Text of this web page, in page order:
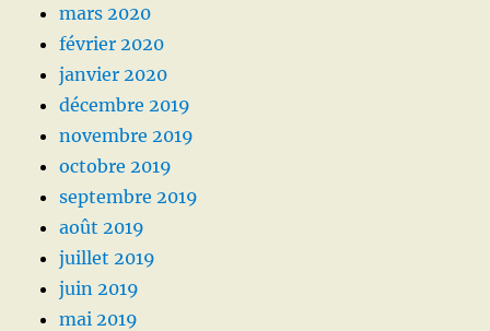
mars 2020
février 2020
janvier 2020
décembre 2019
novembre 2019
octobre 2019
septembre 2019
août 2019
juillet 2019
juin 2019
mai 2019